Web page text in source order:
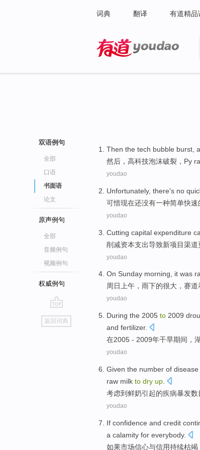
词典 翻译 有道精品
双语例句
全部
口语
书面语
论文
原声例句
全部
音频例句
视频例句
权威例句
go
top
返回词典
Then the tech bubble burst ,
然后 ， 高科技泡沫破裂 ， Py ra
youdao
Unfortunately, there's no
可惜现在还没有一种简单快速
youdao
Cutting capital expenditure
削减资本支出导致新项目渠道
youdao
On Sunday morning, it was
周日上午 ， 雨下的很大 ， 赛道
youdao
During the 2005 to 2009
and fertilizer.
在2005 - 2009年干旱期间 ，
youdao
Given the number of disease
raw milk to dry up
考虑到鲜奶引起的疾病暴发数
youdao
If confidence and credit
a calamity for everybody.
如果市场信心与信用持续枯竭